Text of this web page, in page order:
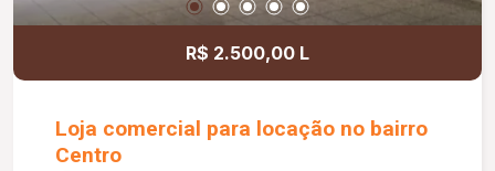
R$ 2.500,00 L
Loja comercial para locação no bairro
Centro